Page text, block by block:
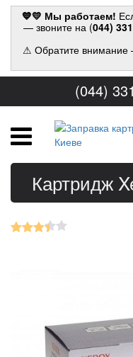
💙💛 Мы работаем!
— звоните на (044)
⚠ Обратите внимание
(044)
Картридж